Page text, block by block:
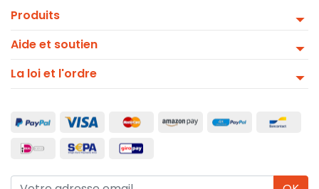
Produits
Aide et soutien
La loi et l'ordre